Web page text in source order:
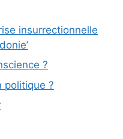
insurrectionnelle
?
politique ?